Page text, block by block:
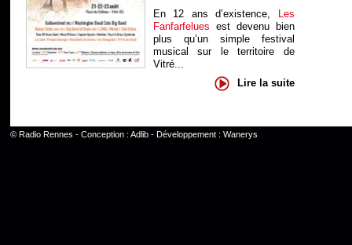
En 12 ans d’existence, Les
Fanfarfelues est devenu bien
plus qu’un simple festival
musical sur le territoire de
Vitré...
Lire la suite
© Radio Rennes - Conception : Adlib- Développement : Wanerys